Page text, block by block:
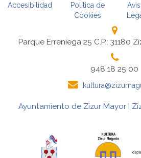
Accesibilidad
Politica de
Cookies
Parque Erreniega 25 C.P.: 31180
948 18 25 00
Ayuntamiento de Zizur Mayor |